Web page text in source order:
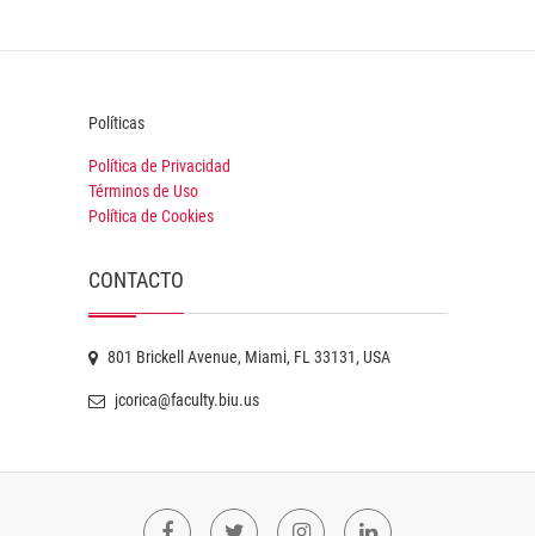
Políticas
Política de Privacidad
Términos de Uso
Política de Cookies
CONTACTO
801 Brickell Avenue, Miami, FL 33131, USA
jcorica@faculty.biu.us
FacebookTwitterInstagramLinkedin